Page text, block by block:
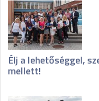
Élj a lehetőséggel,
mellett!